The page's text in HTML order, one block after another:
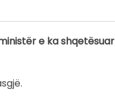
e ka shqetësuar